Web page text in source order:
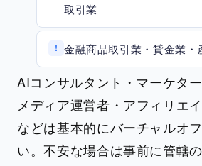
取引業
! 金融商品取引業・貸金業・
AIコンサルタント・マーケタ
メディア運営者・アフィリエ
などは基本的にバーチャルオ
い。不安な場合は事前に管轄